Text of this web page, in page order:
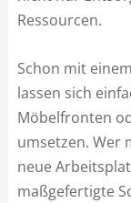
Ressourcen.
Schon mit
lassen sich
Möbelfronten
umsetzen. Wer
neue
maßgefertigte